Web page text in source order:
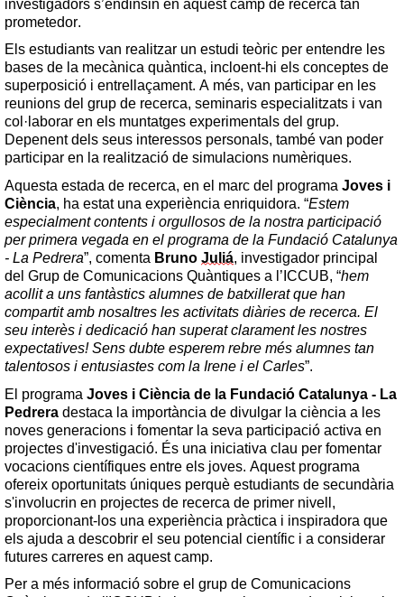
investigadors s’endinsin en aquest camp de recerca tan
prometedor.
Els estudiants van realitzar un estudi teòric per entendre les
bases de la mecànica quàntica, incloent-hi els conceptes de
superposició i entrellaçament. A més, van participar en les
reunions del grup de recerca, seminaris especialitzats i van
col·laborar en els muntatges experimentals del grup.
Depenent dels seus interessos personals, també van poder
participar en la realització de simulacions numèriques.
Aquesta estada de recerca, en el marc del programa Joves i
Ciència, ha estat una experiència enriquidora. “Estem
especialment contents i orgullosos de la nostra participació
per primera vegada en el programa de la Fundació Catalunya
- La Pedrera”, comenta Bruno Juliá, investigador principal
del Grup de Comunicacions Quàntiques a l’ICCUB, “hem
acollit a uns fantàstics alumnes de batxillerat que han
compartit amb nosaltres les activitats diàries de recerca. El
seu interès i dedicació han superat clarament les nostres
expectatives! Sens dubte esperem rebre més alumnes tan
talentosos i entusiastes com la Irene i el Carles”.
El programa Joves i Ciència de la Fundació Catalunya - La
Pedrera destaca la importància de divulgar la ciència a les
noves generacions i fomentar la seva participació activa en
projectes d'investigació. És una iniciativa clau per fomentar
vocacions científiques entre els joves. Aquest programa
ofereix oportunitats úniques perquè estudiants de secundària
s'involucrin en projectes de recerca de primer nivell,
proporcionant-los una experiència pràctica i inspiradora que
els ajuda a descobrir el seu potencial científic i a considerar
futures carreres en aquest camp.
Per a més informació sobre el grup de Comunicacions